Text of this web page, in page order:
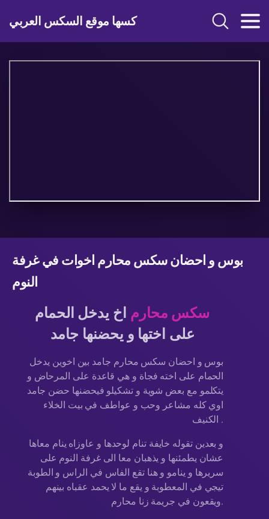
كسها موقع السكس العربي
بوس و احضان سكس محارم اخوات في غرفة
النوم
سكس محارم اخ يدخل الحمام
على اختها و يحضنها جامد
بوس و احضان سكس محارم جامد بين اخوين يدخل
الحمام على اخته فجاة و هي قاعدة على المرحاض و
يتكلمو مع بعض شوية و تشكيلو فيحضنها حضن جامد
اوي كله مشاعر وحب و عواطف في بيت الخلاء
الكنيف .
و بعدين تقوله خايفة تنام لوحدها و عاوزاه ينام معاها
عشان يطمئنها و يذهبان معا الى غرفة النوم على
سريرها و ينامو و هنا تقع الفاس في الراس و الطوبة
تيجي في المعطوبة و يقع ما لا يحمد عقباه بينهم
ويقعون في جريمة زنا محارم.